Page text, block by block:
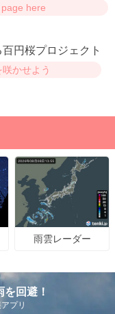
here
円桜プロジェクト
かせよう
雨雲レーダー
回避！
プリ